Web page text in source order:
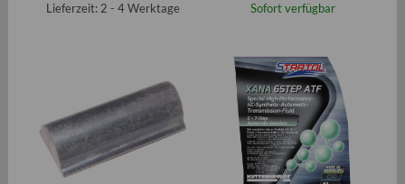
Lieferzeit: 2 - 4 Werktage
Sofort verfügbar